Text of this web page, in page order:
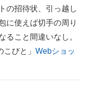
の招待状、引っ越し
に使えば切手の周り
ること間違いなし。
びと」 Webショッ